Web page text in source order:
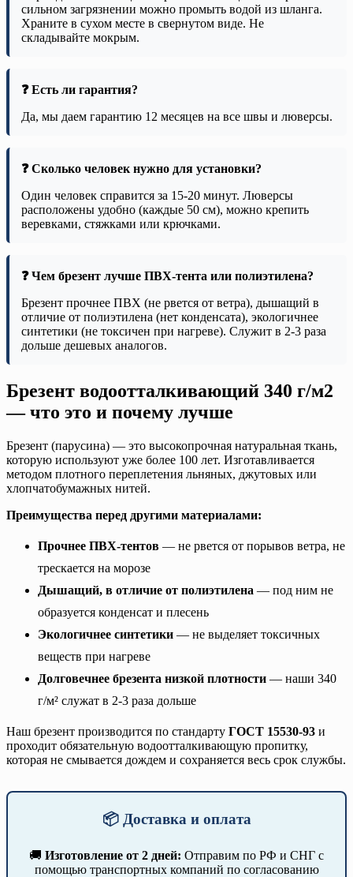
сильном загрязнении можно промыть водой из шланга.
Храните в сухом месте в свернутом виде. Не
складывайте мокрым.
❓ Есть ли гарантия?
Да, мы даем гарантию 12 месяцев на все швы и люверсы.
❓ Сколько человек нужно для установки?
Один человек справится за 15-20 минут. Люверсы
расположены удобно (каждые 50 см), можно крепить
веревками, стяжками или крючками.
❓ Чем брезент лучше ПВХ-тента или полиэтилена?
Брезент прочнее ПВХ (не рвется от ветра), дышащий в
отличие от полиэтилена (нет конденсата), экологичнее
синтетики (не токсичен при нагреве). Служит в 2-3 раза
дольше дешевых аналогов.
Брезент водоотталкивающий 340 г/м2
— что это и почему лучше
Брезент (парусина) — это высокопрочная натуральная ткань,
которую используют уже более 100 лет. Изготавливается
методом плотного переплетения льняных, джутовых или
хлопчатобумажных нитей.
Преимущества перед другими материалами:
Прочнее ПВХ-тентов — не рвется от порывов ветра, не
трескается на морозе
Дышащий, в отличие от полиэтилена — под ним не
образуется конденсат и плесень
Экологичнее синтетики — не выделяет токсичных
веществ при нагреве
Долговечнее брезента низкой плотности — наши 340
г/м² служат в 2-3 раза дольше
Наш брезент производится по стандарту ГОСТ 15530-93 и
проходит обязательную водоотталкивающую пропитку,
которая не смывается дождем и сохраняется весь срок службы.
📦 Доставка и оплата
🚚 Изготовление от 2 дней: Отправим по РФ и СНГ с
помощью транспортных компаний по согласованию